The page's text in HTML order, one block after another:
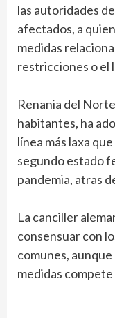
las autoridades
afectados, a
medidas
restricciones o el
Renania del
habitantes, ha
línea más laxa
segundo estado
pandemia, atras
La canciller
consensuar con
comunes,
medidas compete